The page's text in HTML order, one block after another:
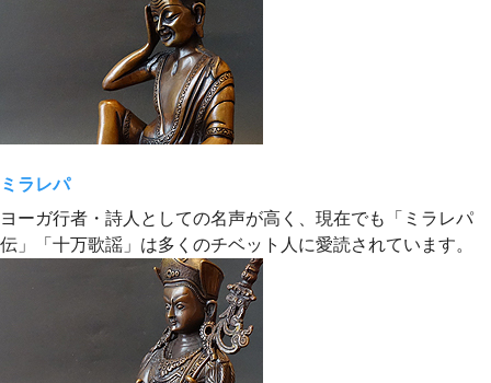
ミラレパ
ヨーガ行者・詩人としての名声が高く、現在でも「ミラレパ
伝」「十万歌謡」は多くのチベット人に愛読されています。